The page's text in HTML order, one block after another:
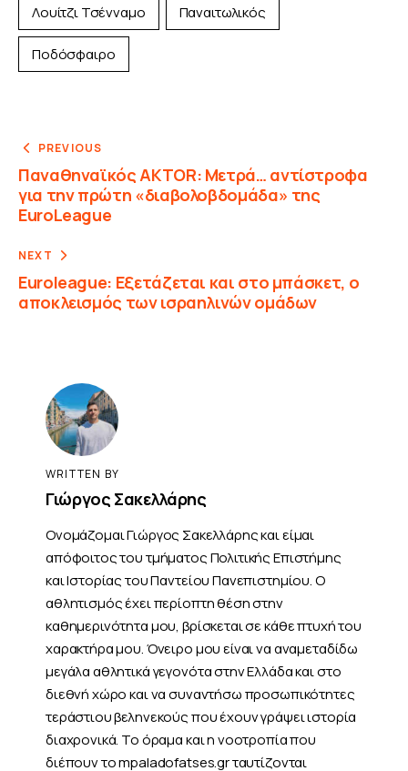
Λουίτζι Τσένναμο Παναιτωλικός
Ποδόσφαιρο
PREVIOUS
Παναθηναϊκός AKTOR: Μετρά… αντίστροφα
για την πρώτη «διαβολοβδομάδα» της
EuroLeague
NEXT
Euroleague: Εξετάζεται και στο μπάσκετ, ο
αποκλεισμός των ισραηλινών ομάδων
WRITTEN BY
Γιώργος Σακελλάρης
Ονομάζομαι Γιώργος Σακελλάρης και είμαι
απόφοιτος του τμήματος Πολιτικής Επιστήμης
και Ιστορίας του Παντείου Πανεπιστημίου. Ο
αθλητισμός έχει περίοπτη θέση στην
καθημερινότητα μου, βρίσκεται σε κάθε πτυχή του
χαρακτήρα μου. Όνειρο μου είναι να αναμεταδίδω
μεγάλα αθλητικά γεγονότα στην Ελλάδα και στο
διεθνή χώρο και να συναντήσω προσωπικότητες
τεράστιου βεληνεκούς που έχουν γράψει ιστορία
διαχρονικά. Το όραμα και η νοοτροπία που
διέπουν το mpaladofatses.gr ταυτίζονται